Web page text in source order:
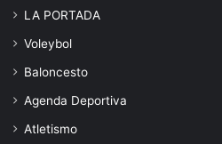
LA PORTADA
Voleybol
Baloncesto
Agenda Deportiva
Atletismo